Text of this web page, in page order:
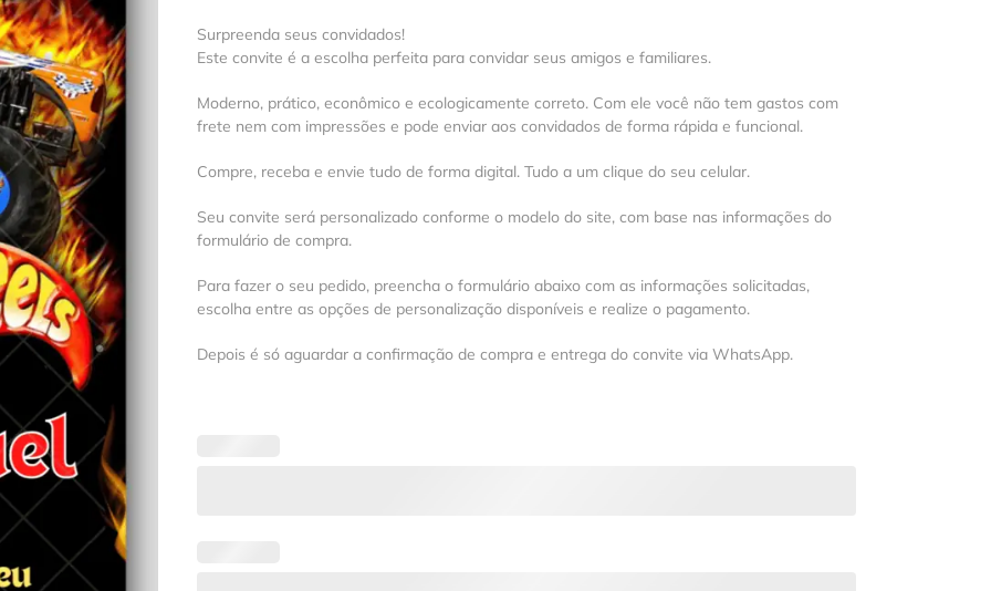
Surpreenda seus convidados!
Este convite é a escolha perfeita para convidar seus amigos e familiares.
Moderno, prático, econômico e ecologicamente correto. Com ele você não tem gastos com
frete nem com impressões e pode enviar aos convidados de forma rápida e funcional.
Compre, receba e envie tudo de forma digital. Tudo a um clique do seu celular.
Seu convite será personalizado conforme o modelo do site, com base nas informações do
formulário de compra.
Para fazer o seu pedido, preencha o formulário abaixo com as informações solicitadas,
escolha entre as opções de personalização disponíveis e realize o pagamento.
Depois é só aguardar a confirmação de compra e entrega do convite via WhatsApp.